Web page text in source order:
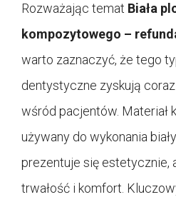
Rozważając temat Biała
kompozytowego –
warto zaznaczyć, że tego
dentystyczne zyskują
wśród pacjentów. Materiał
używany do wykonania
prezentuje się estetycznie,
trwałość i komfort.